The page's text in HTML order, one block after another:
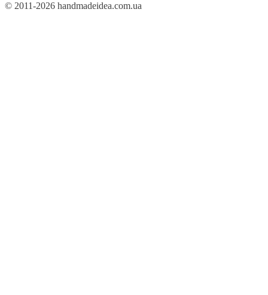
© 2011-2026 handmadeidea.com.ua